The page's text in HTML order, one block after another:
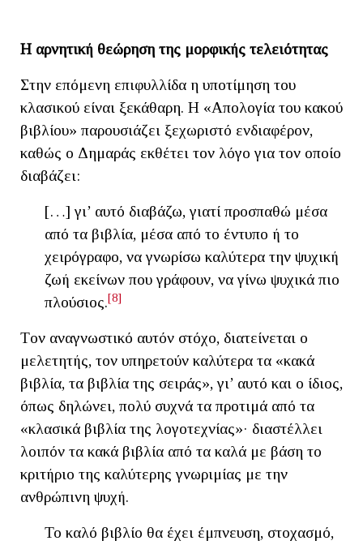
Η αρνητική θεώρηση της μορφικής τελειότητας
Στην επόμενη επιφυλλίδα η υποτίμηση του
κλασικού είναι ξεκάθαρη. Η «Απολογία του κακού
βιβλίου» παρουσιάζει ξεχωριστό ενδιαφέρον,
καθώς ο Δημαράς εκθέτει τον λόγο για τον οποίο
διαβάζει:
[…] γι’ αυτό διαβάζω, γιατί προσπαθώ μέσα
από τα βιβλία, μέσα από το έντυπο ή το
χειρόγραφο, να γνωρίσω καλύτερα την ψυχική
ζωή εκείνων που γράφουν, να γίνω ψυχικά πιο
πλούσιος.[8]
Tον αναγνωστικό αυτόν στόχο, διατείνεται ο
μελετητής, τον υπηρετούν καλύτερα τα «κακά
βιβλία, τα βιβλία της σειράς», γι’ αυτό και ο ίδιος,
όπως δηλώνει, πολύ συχνά τα προτιμά από τα
«κλασικά βιβλία της λογοτεχνίας»· διαστέλλει
λοιπόν τα κακά βιβλία από τα καλά με βάση το
κριτήριο της καλύτερης γνωριμίας με την
ανθρώπινη ψυχή.
Το καλό βιβλίο θα έχει έμπνευση, στοχασμό,